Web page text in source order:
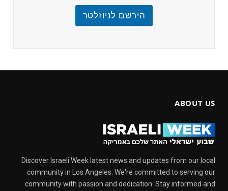
הירשם לניוזלטר
ABOUT US
Discover Israeli Week latest news and updates from our local
community in Los Angeles. We're committed to serving our
community with passion and dedication. Stay informed and